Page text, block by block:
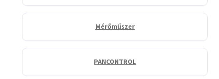
Mérőműszer
PANCONTROL